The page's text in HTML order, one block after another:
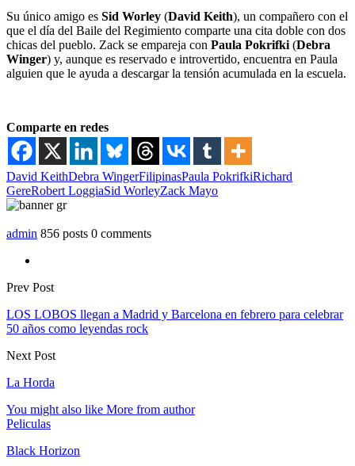
Su único amigo es Sid Worley (David Keith), un compañero con el
que el día del Baile del Regimiento comparte una cita doble con dos
chicas del pueblo. Zack se empareja con Paula Pokrifki (Debra
Winger) y, aunque es reservado e introvertido, encuentra en Paula
alguien que le ayuda a descargar la tensión acumulada en la escuela.
Comparte en redes
David KeithDebra WingerFilipinasPaula PokrifkiRichard
GereRobert LoggiaSid WorleyZack Mayo
admin 856 posts 0 comments
Prev Post
LOS LOBOS llegan a Madrid y Barcelona en febrero para celebrar
50 años como leyendas rock
Next Post
La Horda
You might also like More from author
Peliculas
Black Horizon